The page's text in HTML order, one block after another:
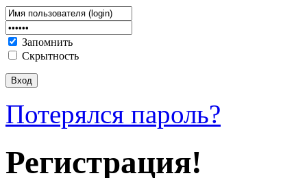
Запомнить
Скрытность
Потерялся пароль?
Регистрация!